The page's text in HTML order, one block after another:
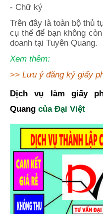
- Chữ ký
Trên đây là toàn bộ thủ
cụ thể để bạn không
doanh tại Tuyên Quang.
Xem thêm:
>> Lưu ý đăng ký giấy
Dịch vụ làm giấy
Quang của Đại Việt